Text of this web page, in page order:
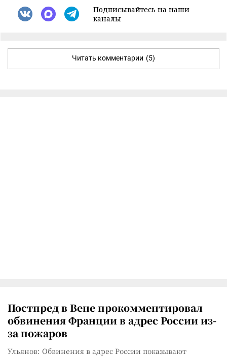
Подписывайтесь на наши
каналы
Читать комментарии (5)
Постпред в Вене прокомментировал
обвинения Франции в адрес России из-
за пожаров
Ульянов: Обвинения в адрес России показывают